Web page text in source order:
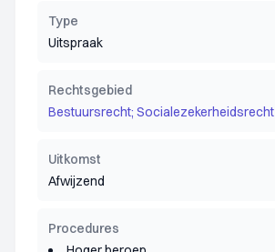
Type
Uitspraak
Rechtsgebied
Bestuursrecht; Socialezekerheidsrecht
Uitkomst
Afwijzend
Procedures